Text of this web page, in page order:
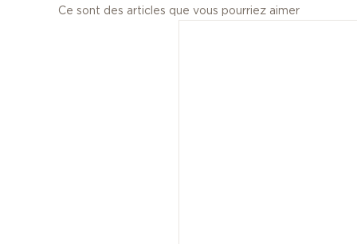
Ce sont des articles que vous pourriez aimer